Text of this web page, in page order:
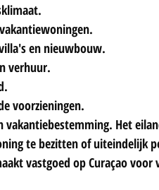
en nieuwbouw.
verhuur.
voorzieningen.
vakantiebestemming. Het
te bezitten of uiteindelijk
vastgoed op Curaçao voor